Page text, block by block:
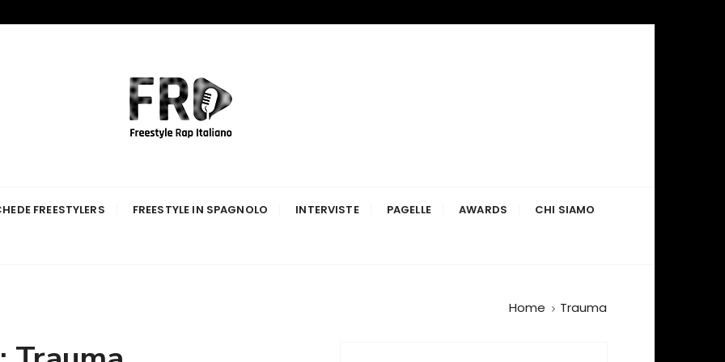
Italiano
FREESTYLERS FREESTYLE IN SPAGNOLO INTERVISTE PAGELLE AWARDS CHI SIAMO
Home Trauma